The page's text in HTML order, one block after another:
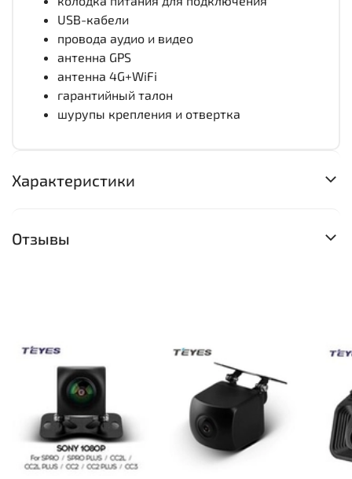
USB-кабели
провода аудио и видео
антенна GPS
антенна 4G+WiFi
гарантийный талон
шурупы крепления и отвертка
Характеристики
Отзывы